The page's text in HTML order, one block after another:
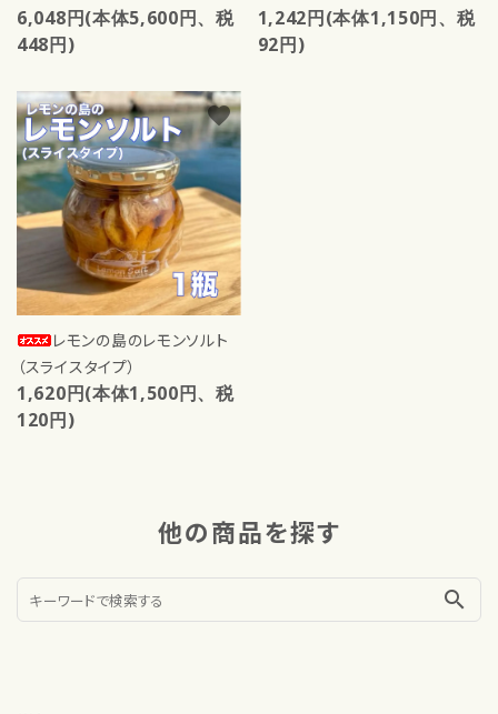
6,048円(本体5,600円、税
448円)
1,242円(本体1,150円、税
92円)
レモンの島のレモンソルト
（スライスタイプ）
1,620円(本体1,500円、税
120円)
favorite
他の商品を探す
search